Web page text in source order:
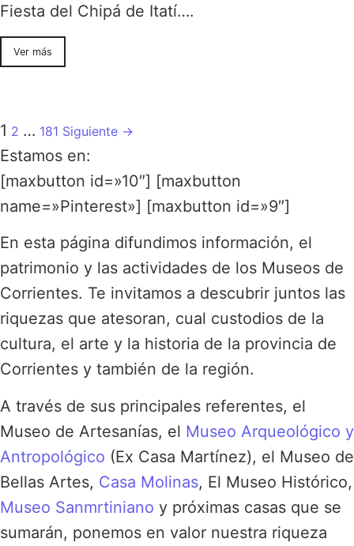
Fiesta del Chipá de Itatí….
Ver más
1 2 … 181 Siguiente →
Estamos en:
[maxbutton id=»10″] [maxbutton
name=»Pinterest»] [maxbutton id=»9″]
En esta página difundimos información, el
patrimonio y las actividades de los Museos de
Corrientes. Te invitamos a descubrir juntos las
riquezas que atesoran, cual custodios de la
cultura, el arte y la historia de la provincia de
Corrientes y también de la región.
A través de sus principales referentes, el
Museo de Artesanías, el Museo Arqueológico y
Antropológico (Ex Casa Martínez), el Museo de
Bellas Artes, Casa Molinas, El Museo Histórico,
Museo Sanmrtiniano y próximas casas que se
sumarán, ponemos en valor nuestra riqueza